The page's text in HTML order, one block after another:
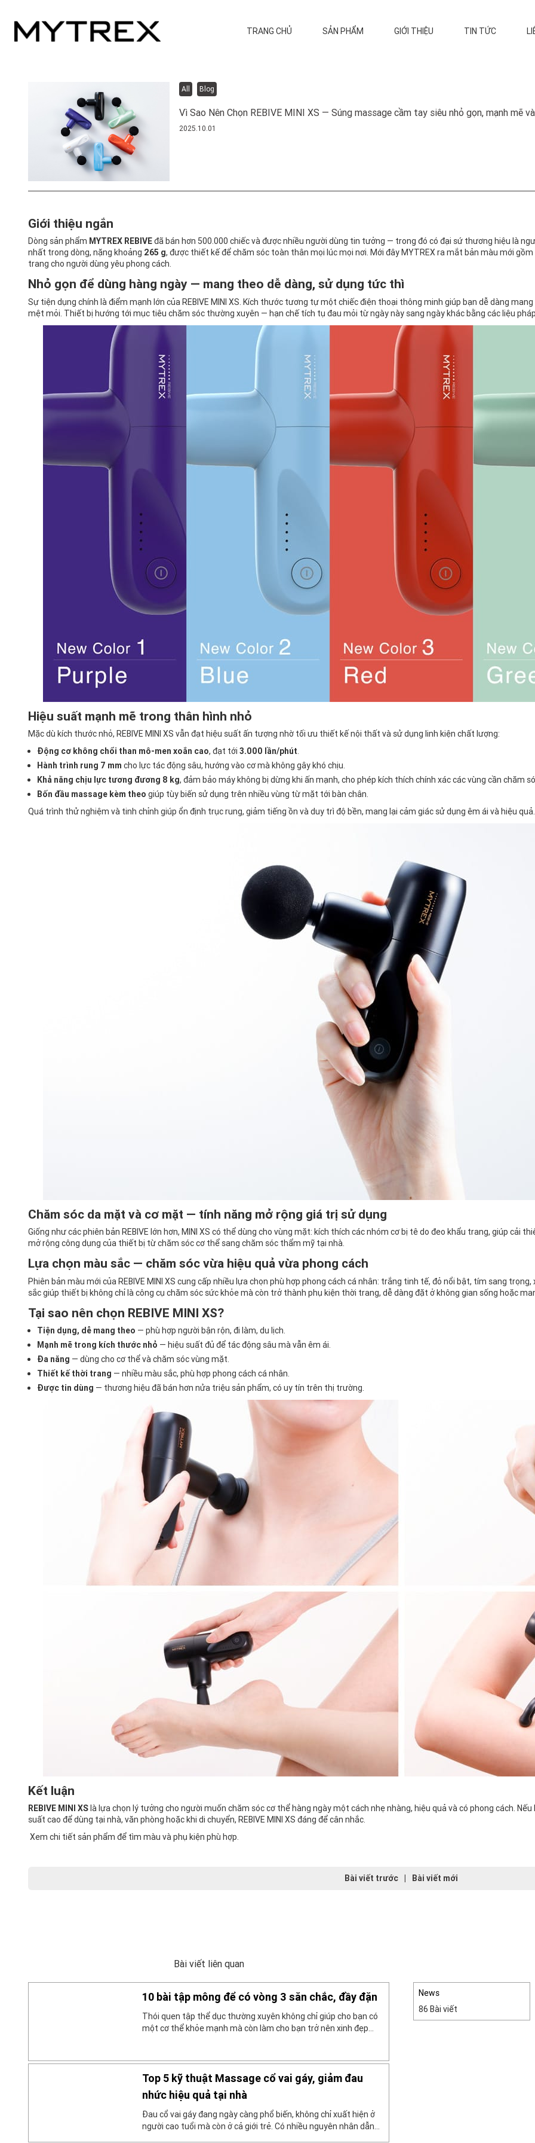
TRANG CHỦ SẢN PHẨM GIỚI THIỆU TIN TỨC
All Blog
Vì Sao Nên Chọn REBIVE MINI XS — Súng massage cầm tay siêu nhỏ gọn, mạnh mẽ
2025.10.01
Giới thiệu ngắn
Dòng sản phẩm MYTREX REBIVEđã bán hơn 500.000 chiếc và được nhiều người dùng tin tưởng — trong đó có đại sứ thương hiệu là
nhất trong dòng, nặng khoảng 265 g, được thiết kế để chăm sóc toàn thân mọi lúc mọi nơi. Mới đây MYTREX ra mắt bản màu mới
trang cho người dùng yêu phong cách.
Nhỏ gọn để dùng hàng ngày — mang theo dễ dàng, sử dụng tức thì
Sự tiện dụng chính là điểm mạnh lớn của REBIVE MINI XS. Kích thước tương tự một chiếc điện thoại thông minh giúp bạn dễ dàng
mệt mỏi. Thiết bị hướng tới mục tiêu chăm sóc thường xuyên — hạn chế tích tụ đau mỏi từ ngày này sang ngày khác bằng các liệu
Hiệu suất mạnh mẽ trong thân hình nhỏ
Mặc dù kích thước nhỏ, REBIVE MINI XS vẫn đạt hiệu suất ấn tượng nhờ tối ưu thiết kế nội thất và sử dụng linh kiện chất lượng:
Động cơ không chổi than mô-men xoắn cao, đạt tới 3.000 lần/phút.
Hành trình rung 7 mm cho lực tác động sâu, hướng vào cơ mà không gây khó chịu.
Khả năng chịu lực tương đương 8 kg, đảm bảo máy không bị dừng khi ấn mạnh, cho phép kích thích chính xác các vùng cần chăm
Bốn đầu massage kèm theo giúp tùy biến sử dụng trên nhiều vùng từ mặt tới bàn chân.
Quá trình thử nghiệm và tinh chỉnh giúp ổn định trục rung, giảm tiếng ồn và duy trì độ bền, mang lại cảm giác sử dụng êm ái và hiệu quả.
Chăm sóc da mặt và cơ mặt — tính năng mở rộng giá trị sử dụng
Giống như các phiên bản REBIVE lớn hơn, MINI XS có thể dùng cho vùng mặt: kích thích các nhóm cơ bị tê do đeo khẩu trang, giúp cải
mở rộng công dụng của thiết bị từ chăm sóc cơ thể sang chăm sóc thẩm mỹ tại nhà.
Lựa chọn màu sắc — chăm sóc vừa hiệu quả vừa phong cách
Phiên bản màu mới của REBIVE MINI XS cung cấp nhiều lựa chọn phù hợp phong cách cá nhân: trắng tinh tế, đỏ nổi bật, tím sang
sắc giúp thiết bị không chỉ là công cụ chăm sóc sức khỏe mà còn trở thành phụ kiện thời trang, dễ dàng đặt ở không gian sống hoặc
Tại sao nên chọn REBIVE MINI XS?
Tiện dụng, dễ mang theo — phù hợp người bận rộn, đi làm, du lịch.
Mạnh mẽ trong kích thước nhỏ — hiệu suất đủ để tác động sâu mà vẫn êm ái.
Đa năng — dùng cho cơ thể và chăm sóc vùng mặt.
Thiết kế thời trang — nhiều màu sắc, phù hợp phong cách cá nhân.
Được tin dùng — thương hiệu đã bán hơn nửa triệu sản phẩm, có uy tín trên thị trường.
Kết luận
REBIVE MINI XSlà lựa chọn lý tưởng cho người muốn chăm sóc cơ thể hàng ngày một cách nhẹ nhàng, hiệu quả và có phong cách.
suất cao để dùng tại nhà, văn phòng hoặc khi di chuyển, REBIVE MINI XS đáng để cân nhắc.
Xem chi tiết sản phẩm để tìm màu và phụ kiện phù hợp.
Bài viết trước | Bài viết mới
Bài viết liên quan
10 bài tập mông để có vòng 3 săn chắc, đầy đặn
Thói quen tập thể dục thường xuyên không chỉ giúp cho bạn có
một cơ thể khỏe mạnh mà còn làm cho bạn trở nên xinh đẹp
chắc, hiệu quả. Cùng tìm hiểu […]
Top 5 kỹ thuật Massage cổ vai gáy, giảm đau
nhức hiệu quả tại nhà
Đau cổ vai gáy đang ngày càng phổ biến, không chỉ xuất hiện ở
người cao tuổi mà còn ở cả giới trẻ. Có nhiều nguyên nhân dẫn
News
86 Bài viết